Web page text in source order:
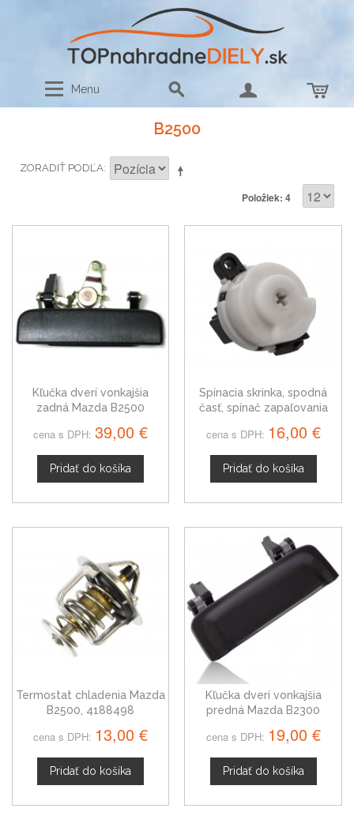
Menu
B2500
ZORADIŤ PODĽA
Položiek: 4
Kľučka dverí vonkajšia
zadná Mazda B2500
cena s DPH: 39,00 €
Pridať do košíka
Spínacia skrinka, spodná
časť, spínač zapaľovania
cena s DPH: 16,00 €
Pridať do košíka
Termostat chladenia Mazda
B2500, 4188498
cena s DPH: 13,00 €
Pridať do košíka
Kľučka dverí vonkajšia
predná Mazda B2300
01-10
cena s DPH: 19,00 €
Pridať do košíka